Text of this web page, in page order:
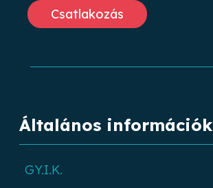
Általános információk
GY.I.K.